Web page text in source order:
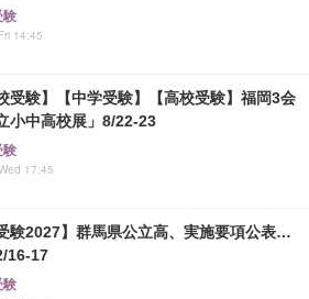
験
14:45
受験】【中学受験】【高校受験】福岡3会
小中高校展」8/22-23
験
17:45
験2027】群馬県公立高、実施要項公表…
16-17
験